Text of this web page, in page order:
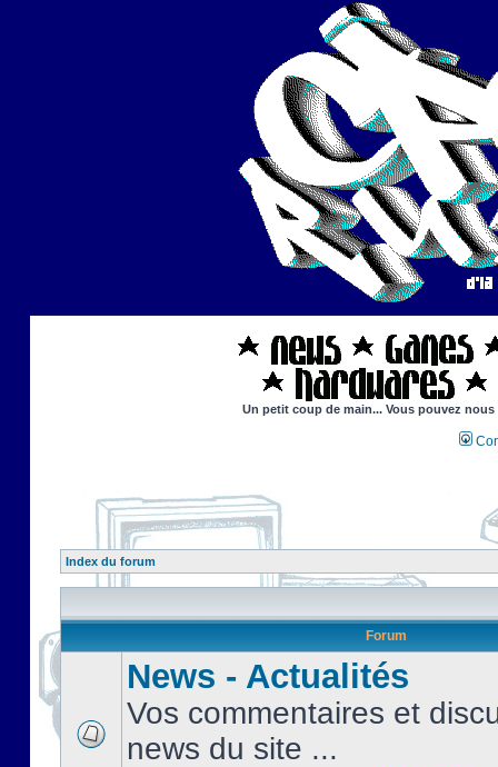
Un petit coup de main... Vous pouvez
Index du forum
Forum
News - Actualités
Vos commentaires et
news du site ...